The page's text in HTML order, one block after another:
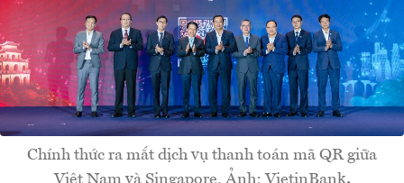
Chính thức ra mắt dịch vụ thanh toán mã QR giữa
Việt Nam và Singapore. Ảnh: VietinBank.